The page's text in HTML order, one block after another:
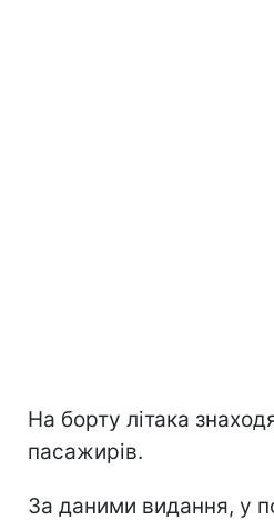
На борту літака
пасажирів.
За даними видання, у